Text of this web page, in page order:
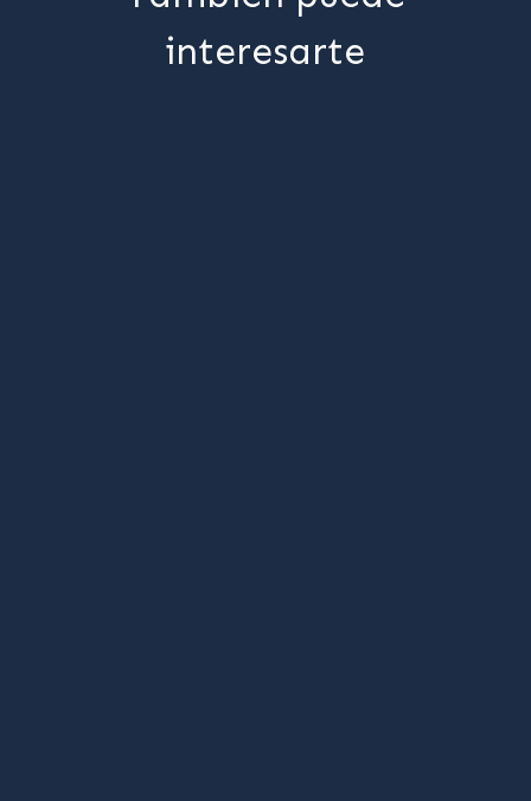
interesarte